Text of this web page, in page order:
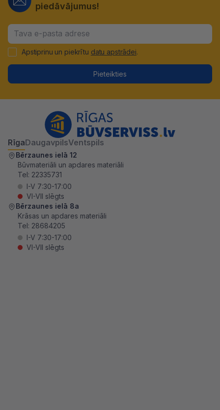
piedāvājumus!
Apstiprinu un piekrītu datu apstrādei.
Pieteikties
RīgaDaugavpilsVentspils
Bērzaunes ielā 12
Būvmateriāli un apdares materiāli
Tel: 22335731
I-V 7:30-17:00
VI-VII slēgts
Bērzaunes ielā 8a
Krāsas un apdares materiāli
Tel: 28684205
I-V 7:30-17:00
VI-VII slēgts